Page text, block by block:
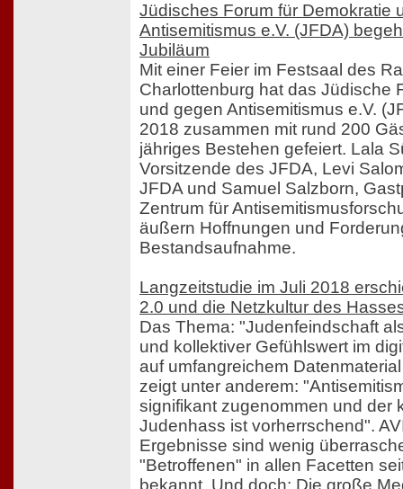
Jüdisches Forum für Demokratie
Antisemitismus e.V. (JFDA)
Jubiläum
Mit einer Feier im Festsaal des
Charlottenburg hat das Jüdische
und gegen Antisemitismus e.V.
2018 zusammen mit rund 200
jähriges Bestehen gefeiert. Lala
Vorsitzende des JFDA, Levi
JFDA und Samuel Salzborn,
Zentrum für
äußern Hoffnungen und
Bestandsaufnahme.
Langzeitstudie im Juli 2018
2.0 und die Netzkultur des
Das Thema: "Judenfeindschaft
und kollektiver Gefühlswert im
auf umfangreichem
zeigt unter anderem:
signifikant zugenommen und der
Judenhass ist vorherrschend".
Ergebnisse sind wenig
"Betroffenen" in allen Facetten